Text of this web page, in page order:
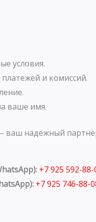
условия.
и комиссий.
ваше имя.
ваш надежный
+7 925 592-88-
+7 925 746-88-